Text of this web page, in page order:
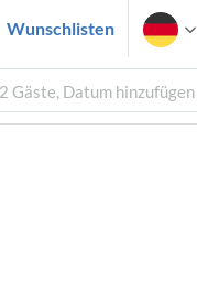
Wunschlisten
Gäste, Datum hinzufügen